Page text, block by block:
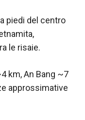
piedi del centro
le risaie.
km, An Bang ~7
approssimative